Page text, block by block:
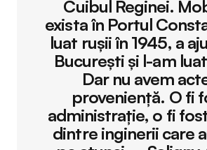
Cuibul Reginei.
exista în Portul
luat rușii în 1945, a
București și l-am
Dar nu avem
proveniență. O fi
administrație, o fi
dintre inginerii care